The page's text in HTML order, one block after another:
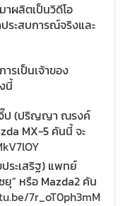
าผลิตเป็นวิดีโอ
ระสบการณ์จริงและ
รเป็นเจ้าของ
นี้
ณจี๊ป (ปริญญา ณรงค์
MX-5 คันนี้ จะ
ระเสริฐ) แพทย์
” หรือ Mazda2 คัน
7r_oT0ph3mM